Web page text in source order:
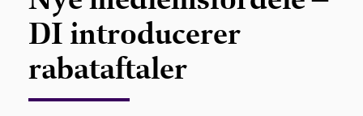
DI introducerer
rabataftaler